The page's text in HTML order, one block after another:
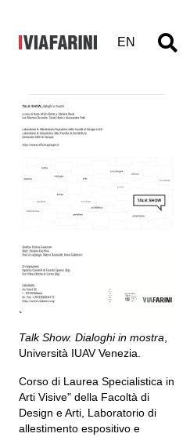
EN
Talk Show.
Dialoghi in
mostra
9 - 12 dicembre 2003
a cura di Hans Ulrich Obrist e
Stefano Boeri
Talk Show. Dialoghi in mostra
Università IUAV Venezia.
Corso di Laurea Specialistica in
Arti Visive" della Facoltà di
Design e Arti, Laboratorio di
allestimento espositivo e